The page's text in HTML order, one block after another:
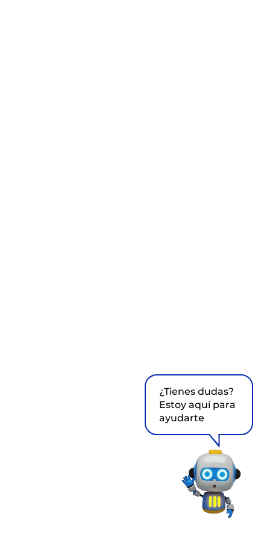
¿Tienes dudas?
Estoy aquí para
ayudarte